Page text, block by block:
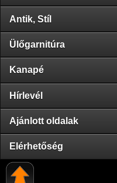
Antik, Stíl
Ülőgarnitúra
Kanapé
Hírlevél
Ajánlott oldalak
Elérhetőség